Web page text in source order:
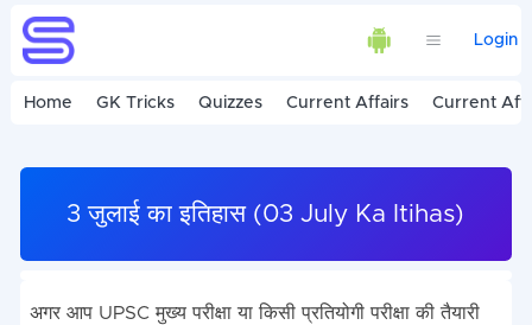
Login
Home GK Tricks Quizzes Current Affairs Current
3 जुलाई का इतिहास (03 July Ka Itihas)
अगर आप UPSC मुख्य परीक्षा या किसी प्रतियोगी परीक्षा की तैयारी